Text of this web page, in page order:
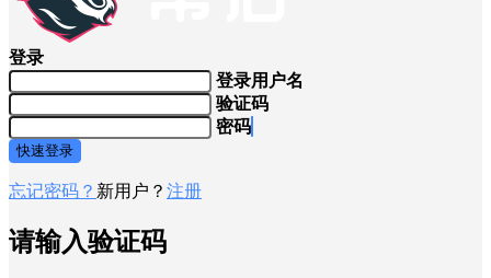
登录
登录用户名
验证码
密码
快速登录
忘记密码？ 新用户？ 注册
请输入验证码